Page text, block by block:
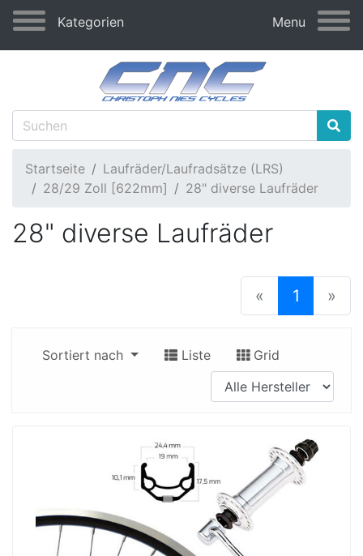
Kategorien Menu
Startseite
Laufräder/Laufradsätze (LRS)
28/29 Zoll [622mm]
28" diverse Laufräder
28" diverse Laufräder
« 1 »
Sortiert nach Liste Grid